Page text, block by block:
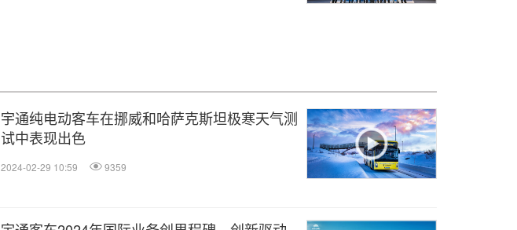
宇通纯电动客车在挪威和哈萨克斯坦极寒天气测
试中表现出色
2024-02-29 10:59 9359